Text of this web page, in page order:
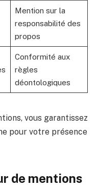
Mention sur la
responsabilité des
propos
Conformité aux
règles
déontologiques
vous garantissez
pour votre présence
de mentions